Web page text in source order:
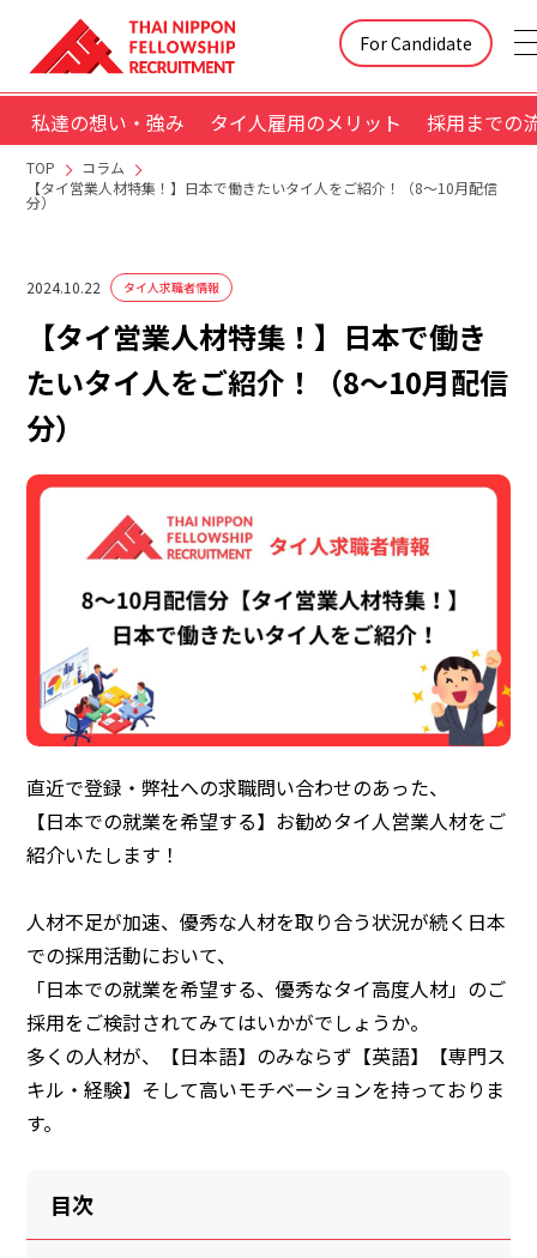
For Candidate
私達の想い・強み タイ人雇用のメリット 採用までの
TOP
コラム
【タイ営業人材特集！】日本で働きたいタイ人をご紹介！（8～10月配信
分）
2024.10.22 タイ人求職者情報
【タイ営業人材特集！】日本で働き
たいタイ人をご紹介！（8～10月配信
分）
直近で登録・弊社への求職問い合わせのあった、
【日本での就業を希望する】お勧めタイ人営業人材をご
紹介いたします！
人材不足が加速、優秀な人材を取り合う状況が続く日本
での採用活動において、
「日本での就業を希望する、優秀なタイ高度人材」のご
採用をご検討されてみてはいかがでしょうか。
多くの人材が、【日本語】のみならず【英語】【専門ス
キル・経験】そして高いモチベーションを持っておりま
す。
目次